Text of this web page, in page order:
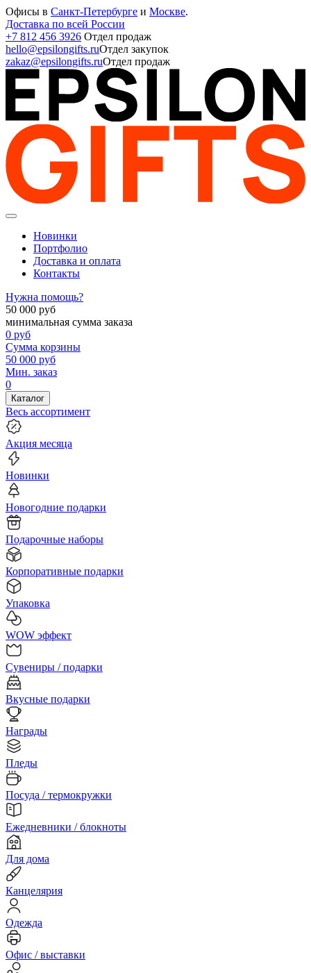
Офисы в Санкт-Петербурге и Москве.
Доставка по всей России
+7 812 456 3926 Отдел продаж
hello@epsilongifts.ruОтдел закупок
zakaz@epsilongifts.ruОтдел продаж
Новинки
Портфолио
Доставка и оплата
Контакты
Нужна помощь?
50 000 руб
минимальная сумма заказа
0 руб
Сумма корзины
50 000 руб
Мин. заказ
0
Каталог
Весь ассортимент
Акция месяца
Новинки
Новогодние подарки
Подарочные наборы
Корпоративные подарки
Упаковка
WOW эффект
Сувениры / подарки
Вкусные подарки
Награды
Пледы
Посуда / термокружки
Ежедневники / блокноты
Для дома
Канцелярия
Одежда
Офис / выставки